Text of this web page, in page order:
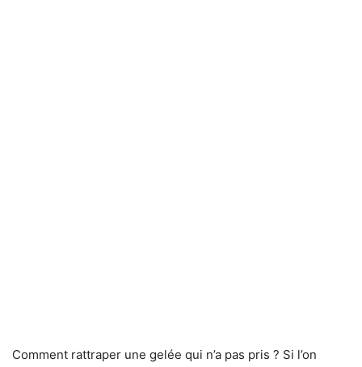
Comment rattraper une gelée qui n’a pas pris ? Si l’on